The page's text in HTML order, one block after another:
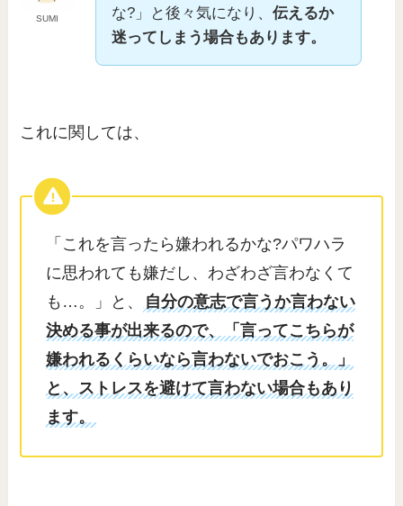
SUMI
な?」と後々気になり、伝えるか
迷ってしまう場合もあります。
これに関しては、
「これを言ったら嫌われるかな?パワハラ
に思われても嫌だし、わざわざ言わなくて
も…。」と、
自分の意志で言うか言わない
決める事が出来るので、「言ってこちらが
嫌われるくらいなら言わないでおこう。」
と、ストレスを避けて言わない場合もあり
ます。